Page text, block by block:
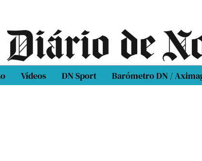
Vídeos DN Sport Barómetro DN /